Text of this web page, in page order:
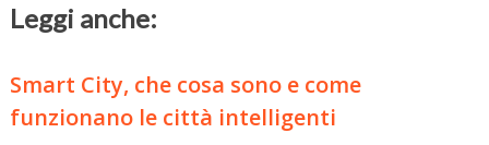
Leggi anche:
Smart City, che cosa sono e come
funzionano le città intelligenti